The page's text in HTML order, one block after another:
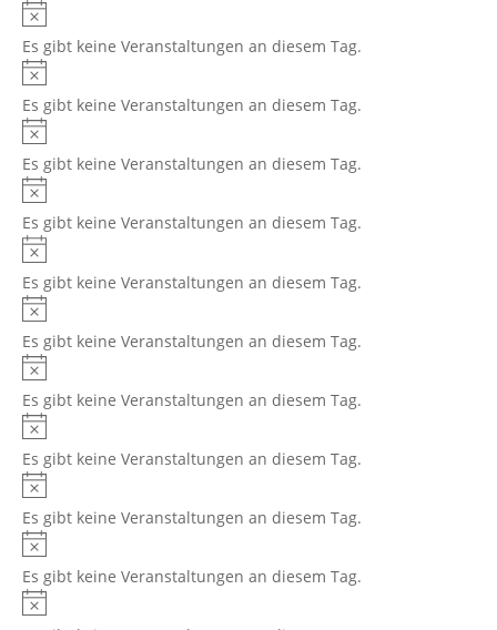
Hinweis
Es gibt keine Veranstaltungen an diesem Tag.
Hinweis
Es gibt keine Veranstaltungen an diesem Tag.
Hinweis
Es gibt keine Veranstaltungen an diesem Tag.
Hinweis
Es gibt keine Veranstaltungen an diesem Tag.
Hinweis
Es gibt keine Veranstaltungen an diesem Tag.
Hinweis
Es gibt keine Veranstaltungen an diesem Tag.
Hinweis
Es gibt keine Veranstaltungen an diesem Tag.
Hinweis
Es gibt keine Veranstaltungen an diesem Tag.
Hinweis
Es gibt keine Veranstaltungen an diesem Tag.
Hinweis
Es gibt keine Veranstaltungen an diesem Tag.
Hinweis